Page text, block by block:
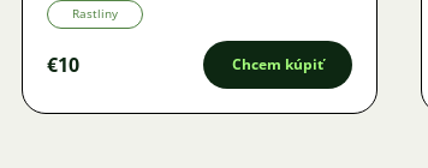
Rastliny
€10 Chcem kúpiť